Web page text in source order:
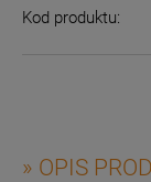
Kod produktu:
» OPIS